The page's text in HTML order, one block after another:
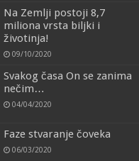
Na Zemlji postoji 8,7
miliona vrsta biljki i
životinja!
09/10/2020
Svakog časa On se zanima
nečim…
04/04/2020
Faze stvaranje čoveka
06/03/2020